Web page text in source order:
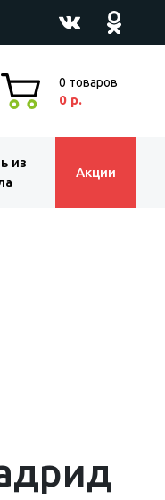
0 товаров
0 р.
из
Акции